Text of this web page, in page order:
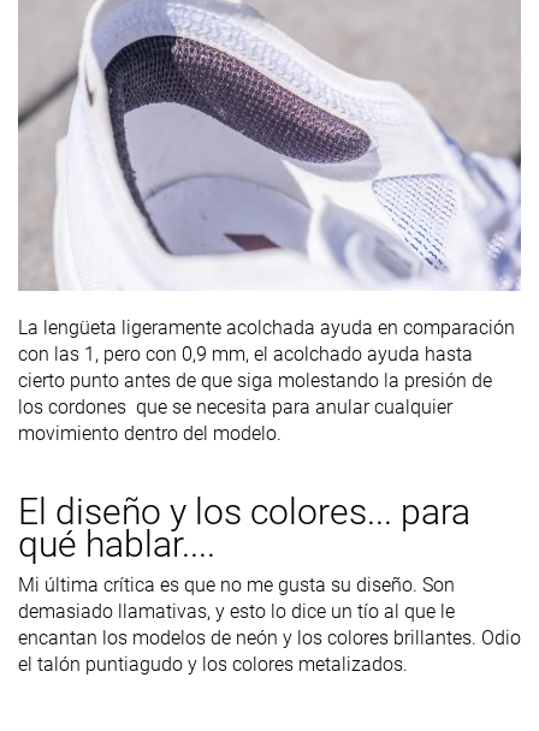
La lengüeta ligeramente acolchada ayuda en comparación
con las 1, pero con 0,9 mm, el acolchado ayuda hasta
cierto punto antes de que siga molestando la presión de
los cordones que se necesita para anular cualquier
movimiento dentro del modelo.
El diseño y los colores... para
qué hablar....
Mi última crítica es que no me gusta su diseño. Son
demasiado llamativas, y esto lo dice un tío al que le
encantan los modelos de neón y los colores brillantes. Odio
el talón puntiagudo y los colores metalizados.